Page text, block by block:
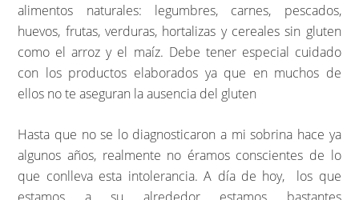
alimentos naturales: legumbres, carnes, pescados,
huevos, frutas, verduras, hortalizas y cereales sin gluten
como el arroz y el maíz. Debe tener especial cuidado
con los productos elaborados ya que en muchos de
ellos no te aseguran la ausencia del gluten
Hasta que no se lo diagnosticaron a mi sobrina hace ya
algunos años, realmente no éramos conscientes de lo
que conlleva esta intolerancia. A día de hoy, los que